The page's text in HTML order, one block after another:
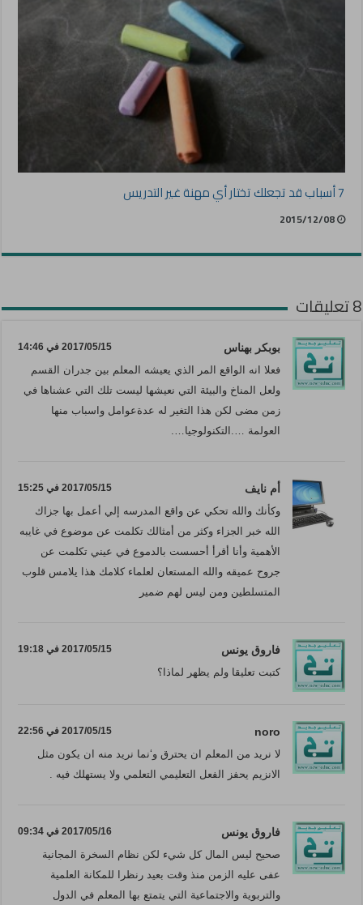
7 أسباب قد تجعلك تختار أي مهنة غير التدريس
2015/12/08
8 تعليقات
بوبكر بهناس 2017/05/15 في 14:46
فعلا انه الواقع المر الذي يعيشه المعلم بين جدران القسم
ولعل المناخ والبيئة التي نعيشها ليست تلك التي عشناها في
زمن مضى لكن هذا التغير له عدةعوامل واسباب منها
العولمة ….التكنولوجيا….
أم نايف 2017/05/15 في 15:25
وكأنك والله تحكي عن واقع المدرسه إلي أعمل بها جزاك
الله خبر الجزاء وكثر من أمثالك تكلمت عن موضوع في غايبه
الأهمية وأنا أقرأ أحسست بالدموع في عيني تكلمت عن
جروح عميقه والله المستعان لعلماء كلامك هذا يلامس قلوب
المتسلطين ومن ليس لهم ضمير
فاروق يونس 2017/05/15 في 19:18
كتبت تعليقا ولم يظهر لماذا؟
noro 2017/05/15 في 22:56
لا نريد من المعلم ان يحترق و‘نما نريد منه ان يكون مثل
الانزيم يحفز الفعل التعليمي التعلمي ولا يستهلك فيه .
فاروق يونس 2017/05/16 في 09:34
صحيح ليس المال كل شيء لكن نظام السخرة المجانية
عفى عليه الزمن منذ وقت بعيد رنظرا للمكانة العلمية
والتربوية والاجتماعية التي يتمتع بها المعلم في الدول